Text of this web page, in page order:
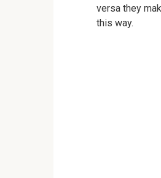
versa they
this way.